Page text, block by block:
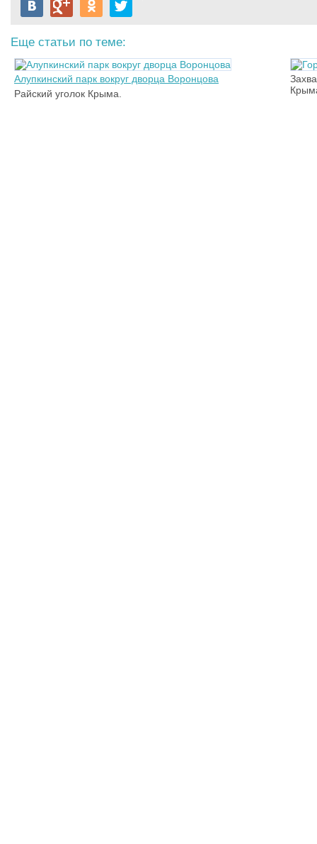
Еще статьи по теме:
Алупкинский парк вокруг дворца Воронцова
Райский уголок Крыма.